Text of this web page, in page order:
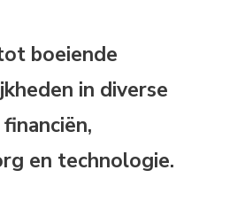
boeiende
in diverse
en technologie.